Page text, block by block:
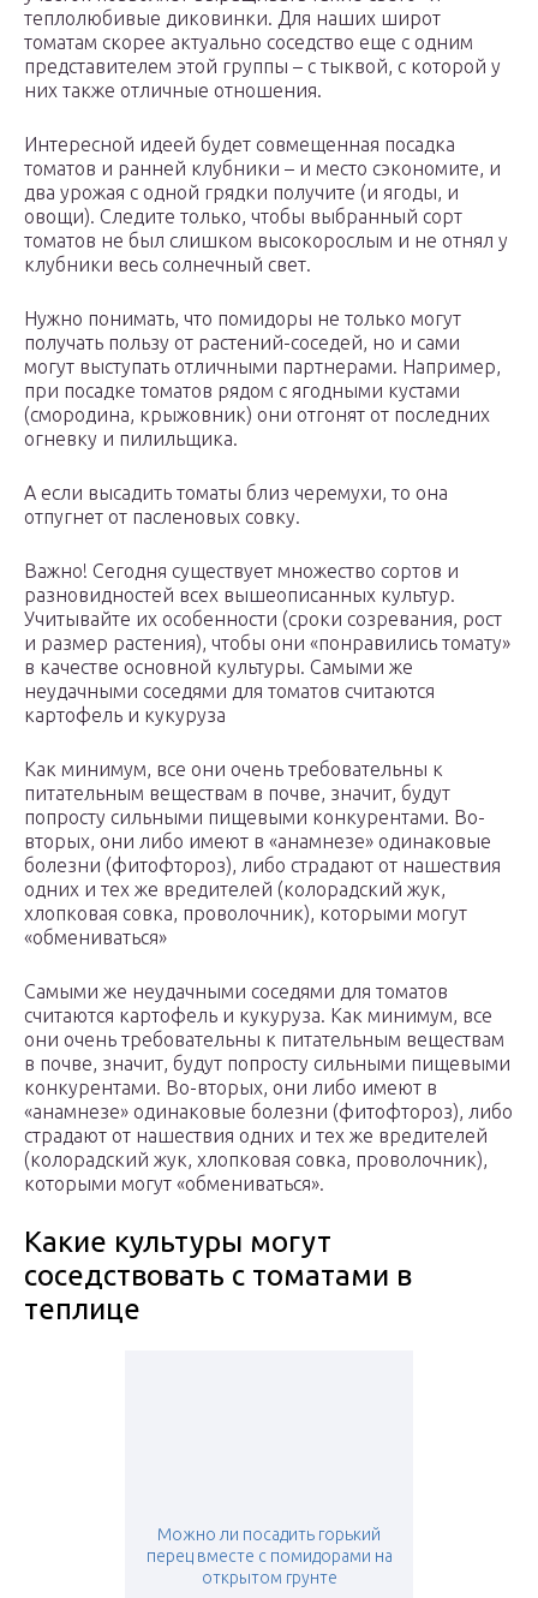
теплолюбивые диковинки. Для наших широт
томатам скорее актуально соседство еще с одним
представителем этой группы – с тыквой, с которой у
них также отличные отношения.
Интересной идеей будет совмещенная посадка
томатов и ранней клубники – и место сэкономите, и
два урожая с одной грядки получите (и ягоды, и
овощи). Следите только, чтобы выбранный сорт
томатов не был слишком высокорослым и не отнял у
клубники весь солнечный свет.
Нужно понимать, что помидоры не только могут
получать пользу от растений-соседей, но и сами
могут выступать отличными партнерами. Например,
при посадке томатов рядом с ягодными кустами
(смородина, крыжовник) они отгонят от последних
огневку и пилильщика.
А если высадить томаты близ черемухи, то она
отпугнет от пасленовых совку.
Важно! Сегодня существует множество сортов и
разновидностей всех вышеописанных культур.
Учитывайте их особенности (сроки созревания, рост
и размер растения), чтобы они «понравились томату»
в качестве основной культуры. Самыми же
неудачными соседями для томатов считаются
картофель и кукуруза
Как минимум, все они очень требовательны к
питательным веществам в почве, значит, будут
попросту сильными пищевыми конкурентами. Во-
вторых, они либо имеют в «анамнезе» одинаковые
болезни (фитофтороз), либо страдают от нашествия
одних и тех же вредителей (колорадский жук,
хлопковая совка, проволочник), которыми могут
«обмениваться»
Самыми же неудачными соседями для томатов
считаются картофель и кукуруза. Как минимум, все
они очень требовательны к питательным веществам
в почве, значит, будут попросту сильными пищевыми
конкурентами. Во-вторых, они либо имеют в
«анамнезе» одинаковые болезни (фитофтороз), либо
страдают от нашествия одних и тех же вредителей
(колорадский жук, хлопковая совка, проволочник),
которыми могут «обмениваться».
Какие культуры могут
соседствовать с томатами в
теплице
Можно ли посадить горький
перец вместе с помидорами на
открытом грунте